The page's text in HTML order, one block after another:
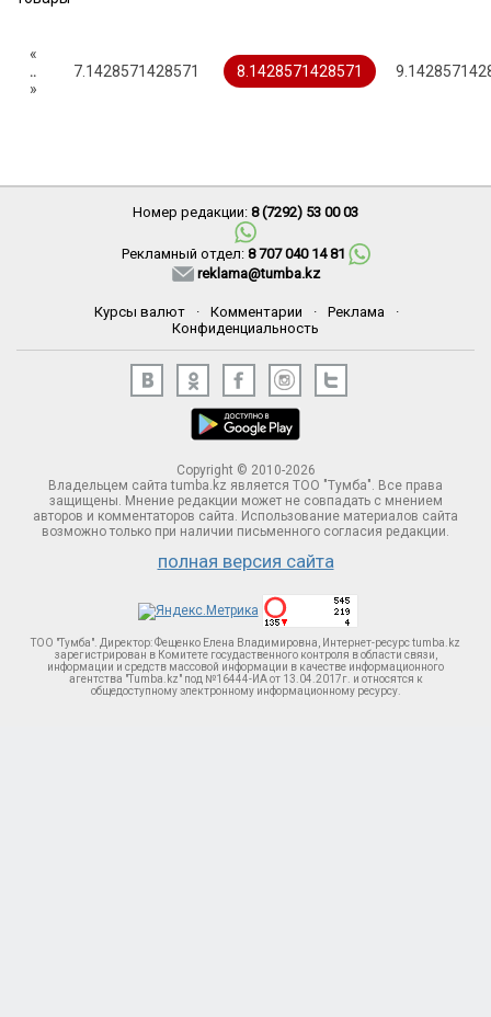
«
..
7.1428571428571 8.1428571428571
»
Номер редакции: 8 (7292) 53 00 03
Рекламный отдел: 8 707 040 14 81
reklama@tumba.kz
Курсы валют · Комментарии · Реклама
·
Конфиденциальность
Copyright © 2010-2026
Владельцем сайта tumba.kz является ТОО "Тумба". Все права
защищены. Мнение редакции может не совпадать с мнением
авторов и комментаторов сайта. Использование материалов сайта
возможно только при наличии письменного согласия редакции.
полная версия сайта
ТОО "Тумба". Директор: Фещенко Елена Владимировна, Интернет-ресурс tumba.kz
зарегистрирован в Комитете госудаственного контроля в области связи,
информации и средств массовой информации в качестве информационного
агентства "Tumba.kz" под №16444-ИА от 13.04.2017г. и относятся к
общедоступному электронному информационному ресурсу.